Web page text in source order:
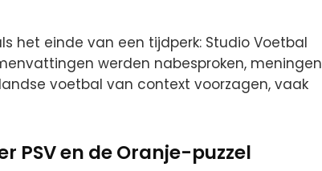
het einde van een tijdperk: Studio Voetbal
werden nabesproken, meningen
voetbal van context voorzagen, vaak
PSV en de Oranje-puzzel